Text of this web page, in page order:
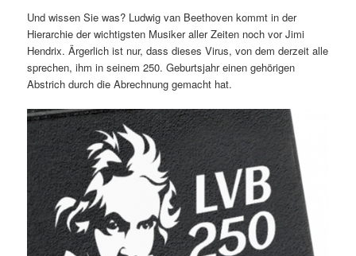
Und wissen Sie was? Ludwig van Beethoven kommt in der
Hierarchie der wichtigsten Musiker aller Zeiten noch vor Jimi
Hendrix. Ärgerlich ist nur, dass dieses Virus, von dem derzeit alle
sprechen, ihm in seinem 250. Geburtsjahr einen gehörigen
Abstrich durch die Abrechnung gemacht hat.